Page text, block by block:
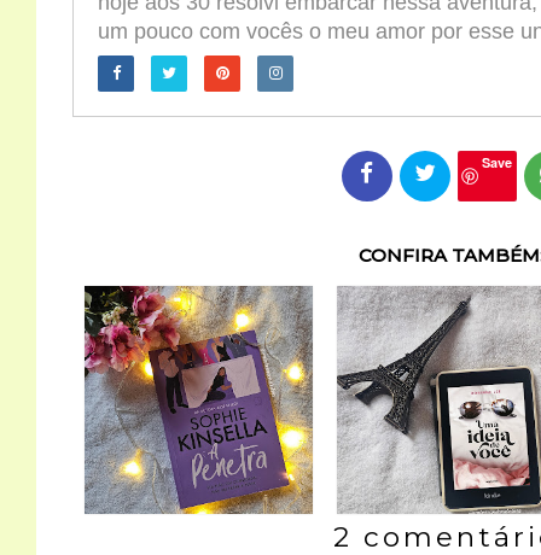
um pouco com vocês o meu amor por esse
Save
CONFIRA
2